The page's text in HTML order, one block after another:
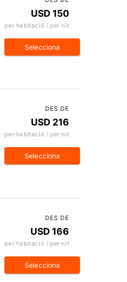
USD 150
per habitació / per nit
Selecciona
DES DE
USD 216
per habitació / per nit
Selecciona
DES DE
USD 166
per habitació / per nit
Selecciona